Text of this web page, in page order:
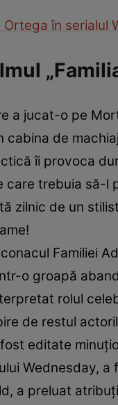
în serialul
a jucat-o pe
cabina de
îi provoca
care trebuia să-
zilnic de un
Familiei
o groapă
rolul
de restul
editate
Wednesday,
a preluat